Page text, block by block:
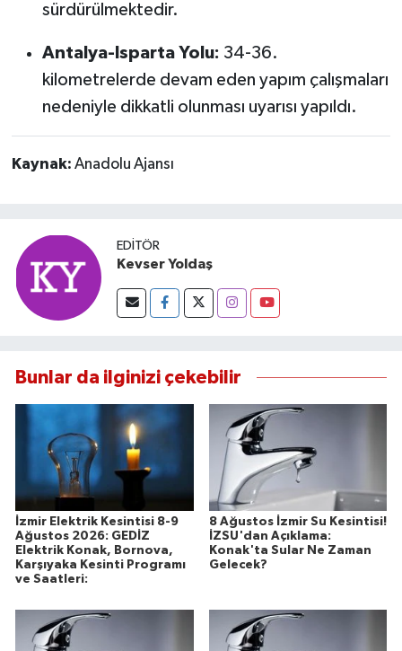
sürdürülmektedir.
Antalya-Isparta Yolu: 34-36.
kilometrelerde devam eden yapım çalışmaları
nedeniyle dikkatli olunması uyarısı yapıldı.
Kaynak: Anadolu Ajansı
EDITÖR
Kevser Yoldaş
Bunlar da ilginizi çekebilir
İzmir Elektrik Kesintisi 8-9
Ağustos 2026: GEDİZ
Elektrik Konak, Bornova,
Karşıyaka Kesinti Programı
ve Saatleri:
8 Ağustos İzmir Su Kesintisi!
İZSU'dan Açıklama:
Konak'ta Sular Ne Zaman
Gelecek?